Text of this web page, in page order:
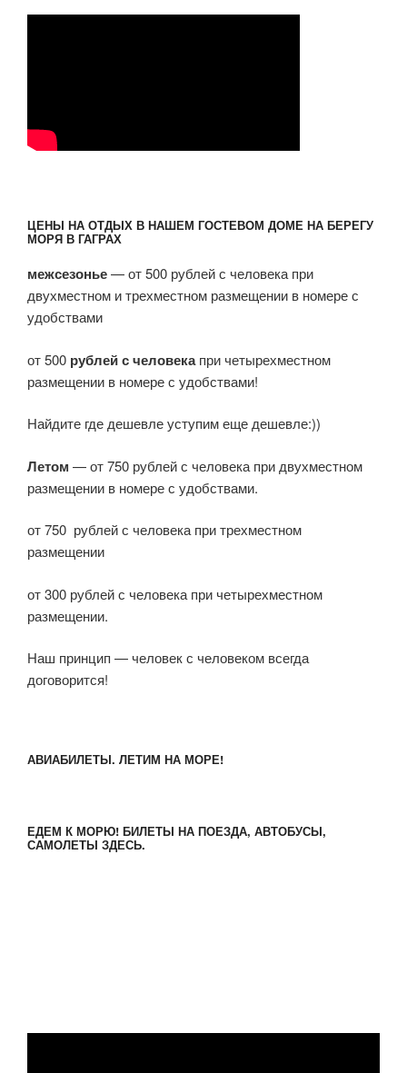
ЦЕНЫ НА ОТДЫХ В НАШЕМ ГОСТЕВОМ ДОМЕ НА БЕРЕГУ
МОРЯ В ГАГРАХ
межсезонье— от 500 рублей с человека при
двухместном и трехместном размещении в номере с
удобствами
от 500 рублей с человекапри четырехместном
размещении в номере с удобствами!
Найдите где дешевле уступим еще дешевле:))
Летом — от 750 рублей с человека при двухместном
размещении в номере с удобствами.
от 750 рублей с человека при трехместном
размещении
от 300 рублей с человека при четырехместном
размещении.
Наш принцип — человек с человеком всегда
договорится!
АВИАБИЛЕТЫ. ЛЕТИМ НА МОРЕ!
ЕДЕМ К МОРЮ! БИЛЕТЫ НА ПОЕЗДА, АВТОБУСЫ,
САМОЛЕТЫ ЗДЕСЬ.